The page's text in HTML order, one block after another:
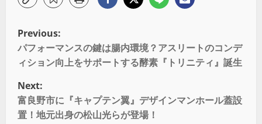
Previous:
パフォーマンスの鍵は腸内環境？アスリートのコンデ
ィション向上をサポートする酵素『トリニティ』誕生
Next:
富良野市に『キャプテン翼』デザインマンホール蓋設
置！地元出身の松山光らが登場！